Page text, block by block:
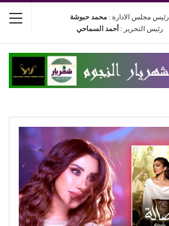
رئيس مجلس الادارة : محمد حبوشة
رئيس التحرير : أحمد السماحي